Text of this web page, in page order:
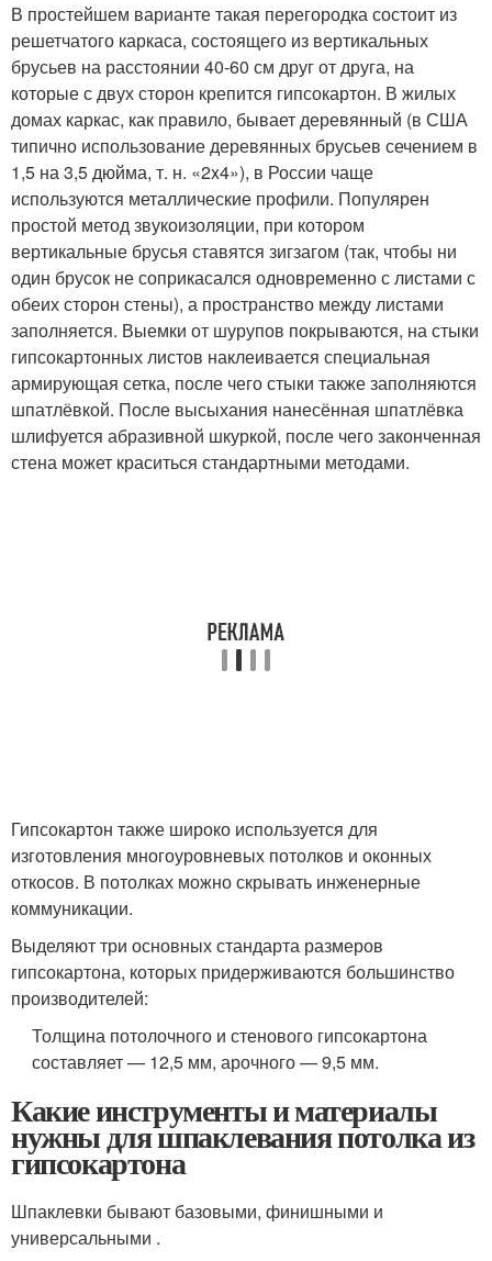
В простейшем варианте такая перегородка состоит из
решетчатого каркаса, состоящего из вертикальных
брусьев на расстоянии 40-60 см друг от друга, на
которые с двух сторон крепится гипсокартон. В жилых
домах каркас, как правило, бывает деревянный (в США
типично использование деревянных брусьев сечением в
1,5 на 3,5 дюйма, т. н. «2x4»), в России чаще
используются металлические профили. Популярен
простой метод звукоизоляции, при котором
вертикальные брусья ставятся зигзагом (так, чтобы ни
один брусок не соприкасался одновременно с листами с
обеих сторон стены), а пространство между листами
заполняется. Выемки от шурупов покрываются, на стыки
гипсокартонных листов наклеивается специальная
армирующая сетка, после чего стыки также заполняются
шпатлёвкой. После высыхания нанесённая шпатлёвка
шлифуется абразивной шкуркой, после чего законченная
стена может краситься стандартными методами.
Гипсокартон также широко используется для
изготовления многоуровневых потолков и оконных
откосов. В потолках можно скрывать инженерные
коммуникации.
Выделяют три основных стандарта размеров
гипсокартона, которых придерживаются большинство
производителей:
Толщина потолочного и стенового гипсокартона
составляет — 12,5 мм, арочного — 9,5 мм.
Какие инструменты и материалы
нужны для шпаклевания потолка из
гипсокартона
Шпаклевки бывают базовыми, финишными и
универсальными .